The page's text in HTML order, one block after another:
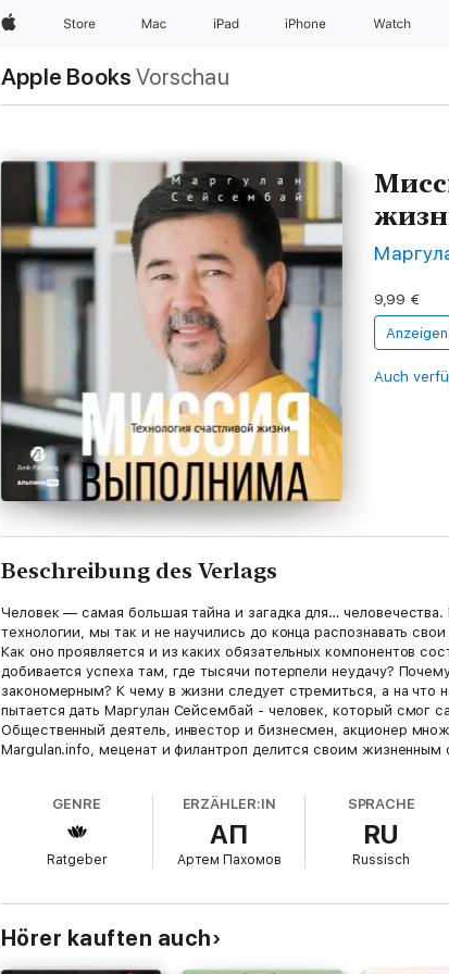
Apple Store Mac iPad iPhone Watch
Apple Books Vorschau
9,99 €
Anzeigen
Auch
Beschreibung des Verlags
Человек — самая большая тайна и загадка для…
технологии, мы так и не научились до конца распознавать
Как оно проявляется и из каких обязательных компонентов
добивается успеха там, где тысячи потерпели неудачу?
закономерным? К чему в жизни следует стремиться, а на что
пытается дать Маргулан Сейсембай - человек, который смог
Общественный деятель, инвестор и бизнесмен, акционер
Margulan.info, меценат и филантроп делится своим
основой счастливой и успешной жизни. Автор заботливо, но
своим вниманием, выбор миссии своей жизни и применение
GENRE
Ratgeber
ERZÄHLER:IN
АП
Артем Пахомов
SPRACHE
RU
Russisch
Hörer kauften auch